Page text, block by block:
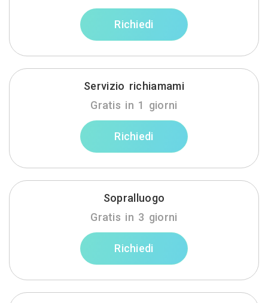
Richiedi
Servizio richiamami
Gratis in 1 giorni
Richiedi
Sopralluogo
Gratis in 3 giorni
Richiedi